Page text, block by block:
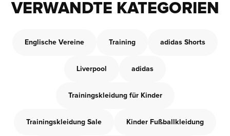
VERWANDTE KATEGORIEN
Englische Vereine Training adidas Shorts
Liverpool adidas
Trainingskleidung für Kinder
Trainingskleidung Sale Kinder Fußballkleidung